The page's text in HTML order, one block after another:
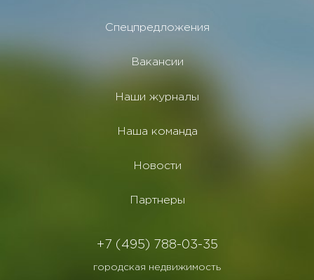
Спецпредложения
Вакансии
Наши журналы
Наша команда
Новости
Партнеры
+7 (495) 788-03-35
городская недвижимость